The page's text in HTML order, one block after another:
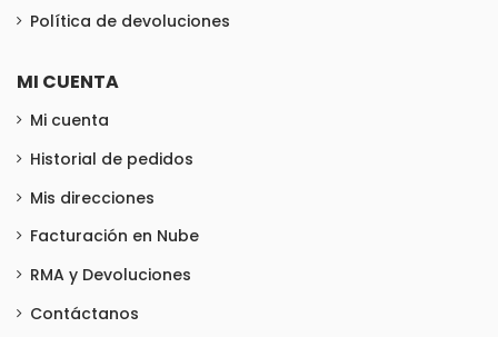
Política de devoluciones
MI CUENTA
Mi cuenta
Historial de pedidos
Mis direcciones
Facturación en Nube
RMA y Devoluciones
Contáctanos